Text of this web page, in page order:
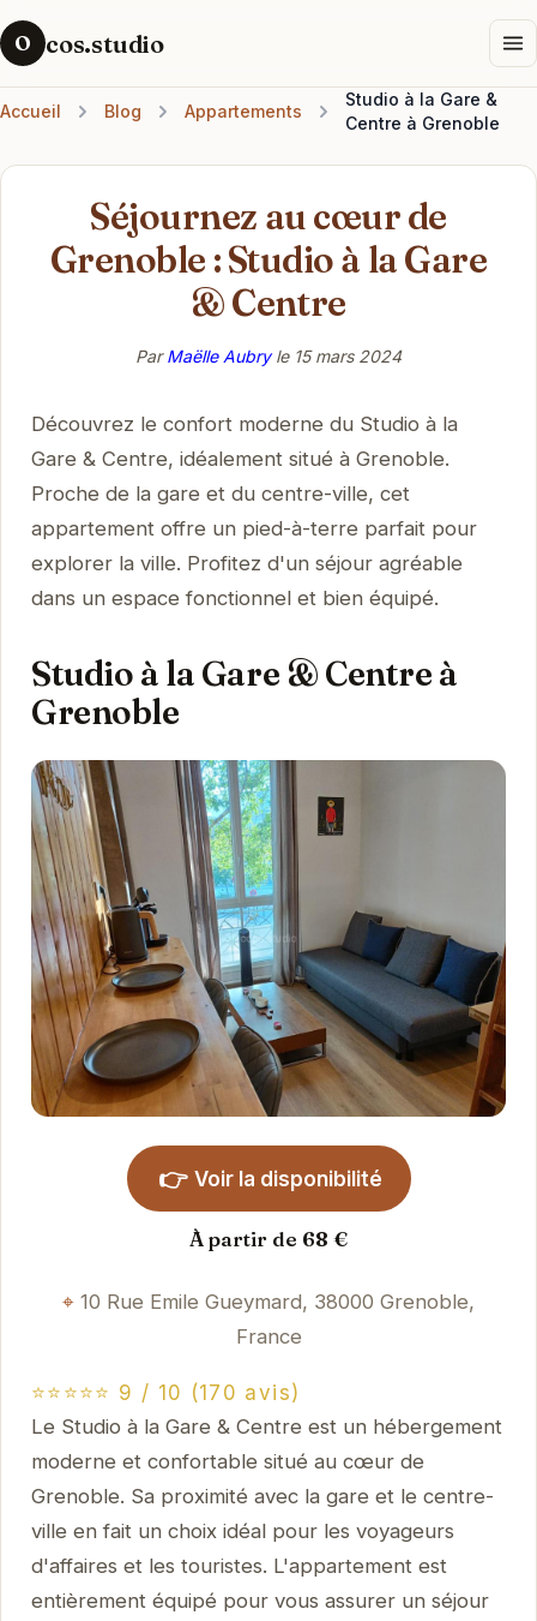
O cos.studio
Accueil Blog Appartements
Studio à la Gare &
Centre à Grenoble
Séjournez au cœur de
Grenoble : Studio à la Gare
& Centre
ParMaëlle Aubryle 15 mars 2024
Découvrez le confort moderne du Studio à la
Gare & Centre, idéalement situé à Grenoble.
Proche de la gare et du centre-ville, cet
appartement offre un pied-à-terre parfait pour
explorer la ville. Profitez d'un séjour agréable
dans un espace fonctionnel et bien équipé.
Studio à la Gare & Centre à
Grenoble
👉 Voir la disponibilité
À partir de 68 €
10 Rue Emile Gueymard, 38000 Grenoble,
France
⭐⭐⭐⭐⭐ 9 / 10 (170 avis)
Le Studio à la Gare & Centre est un hébergement
moderne et confortable situé au cœur de
Grenoble. Sa proximité avec la gare et le centre-
ville en fait un choix idéal pour les voyageurs
d'affaires et les touristes. L'appartement est
entièrement équipé pour vous assurer un séjour